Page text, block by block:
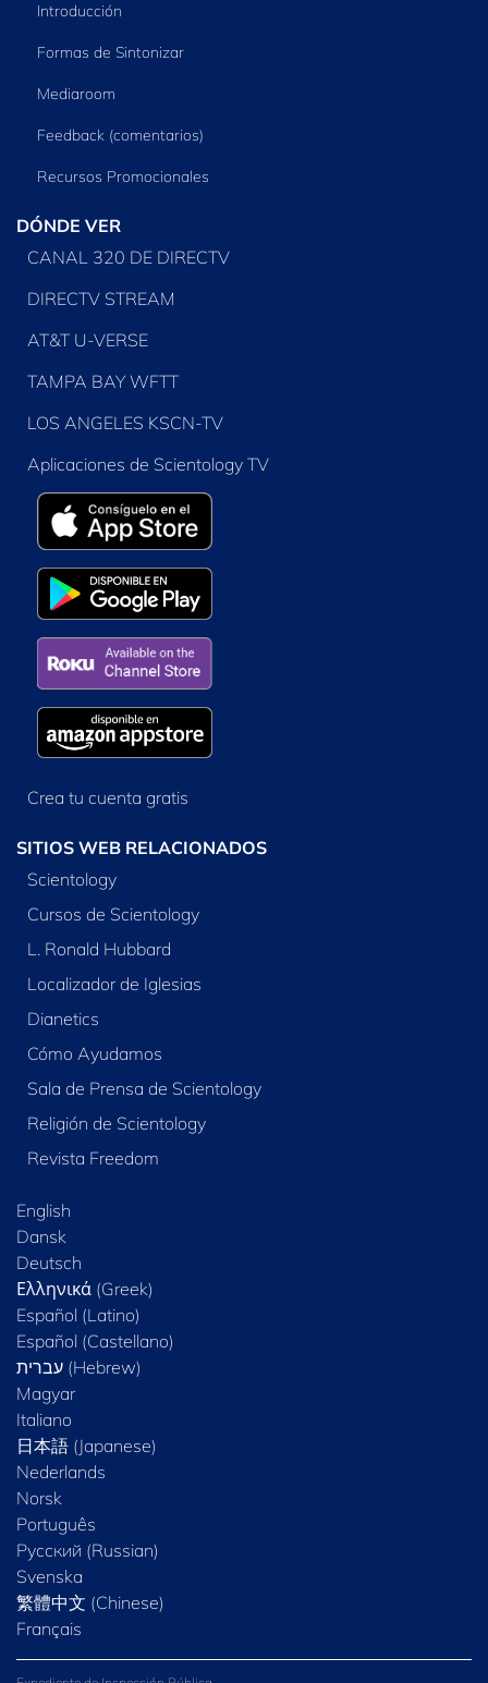
Introducción
Formas de Sintonizar
Mediaroom
Feedback (comentarios)
Recursos Promocionales
DÓNDE VER
CANAL 320 DE DIRECTV
DIRECTV STREAM
AT&T U-VERSE
TAMPA BAY WFTT
LOS ANGELES KSCN-TV
Aplicaciones de Scientology TV
Crea tu cuenta gratis
SITIOS WEB RELACIONADOS
Scientology
Cursos de Scientology
L. Ronald Hubbard
Localizador de Iglesias
Dianetics
Cómo Ayudamos
Sala de Prensa de Scientology
Religión de Scientology
Revista Freedom
English
Dansk
Deutsch
Ελληνικά (Greek)
Español (Latino)
Español (Castellano)
Magyar
Italiano
日本語 (Japanese)
Nederlands
Norsk
Português
Русский (Russian)
Svenska
繁體中文 (Chinese)
Français